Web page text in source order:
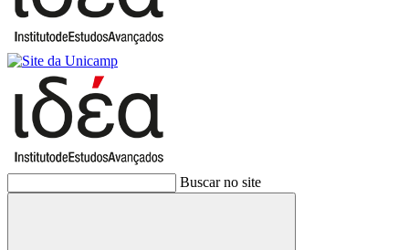
Buscar no site